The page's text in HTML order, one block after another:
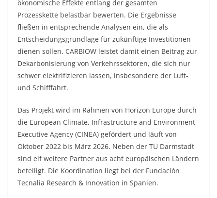
ökonomische Effekte entlang der gesamten
Prozesskette belastbar bewerten. Die Ergebnisse
fließen in entsprechende Analysen ein, die als
Entscheidungsgrundlage für zukünftige Investitionen
dienen sollen. CARBIOW leistet damit einen Beitrag zur
Dekarbonisierung von Verkehrssektoren, die sich nur
schwer elektrifizieren lassen, insbesondere der Luft-
und Schifffahrt.
Das Projekt wird im Rahmen von Horizon Europe durch
die European Climate, Infrastructure and Environment
Executive Agency (CINEA) gefördert und läuft von
Oktober 2022 bis März 2026. Neben der TU Darmstadt
sind elf weitere Partner aus acht europäischen Ländern
beteiligt. Die Koordination liegt bei der Fundación
Tecnalia Research & Innovation in Spanien.